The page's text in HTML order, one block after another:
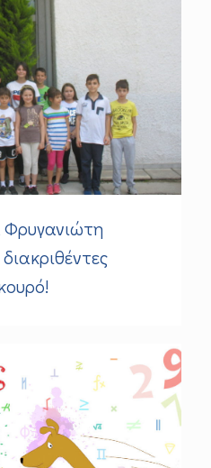
Φρυγανιώτη